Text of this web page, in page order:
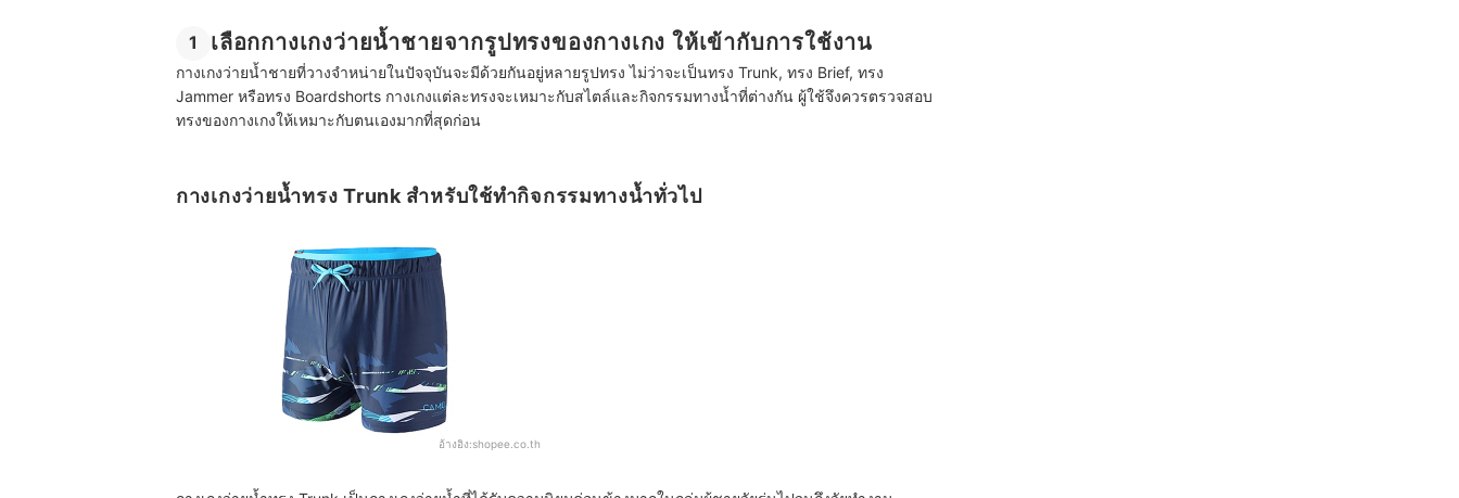
1 เลือกกางเกงว่ายน้ำชายจากรูปทรงของกางเกง ให้เข้ากับการใช้งาน
กางเกงว่ายน้ำชายที่วางจำหน่ายในปัจจุบันจะมีด้วยกันอยู่หลายรูปทรง ไม่ว่าจะเป็นทรง Trunk, ทรง Brief, ทรง
Jammer หรือทรง Boardshorts กางเกงแต่ละทรงจะเหมาะกับสไตล์และกิจกรรมทางน้ำที่ต่างกัน ผู้ใช้จึงควรตรวจสอบ
ทรงของกางเกงให้เหมาะกับตนเองมากที่สุดก่อน
กางเกงว่ายน้ำทรง Trunk สำหรับใช้ทำกิจกรรมทางน้ำทั่วไป
อ้างอิง:shopee.co.th